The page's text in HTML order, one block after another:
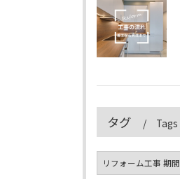
タグ Tags
リフォーム工事 期間